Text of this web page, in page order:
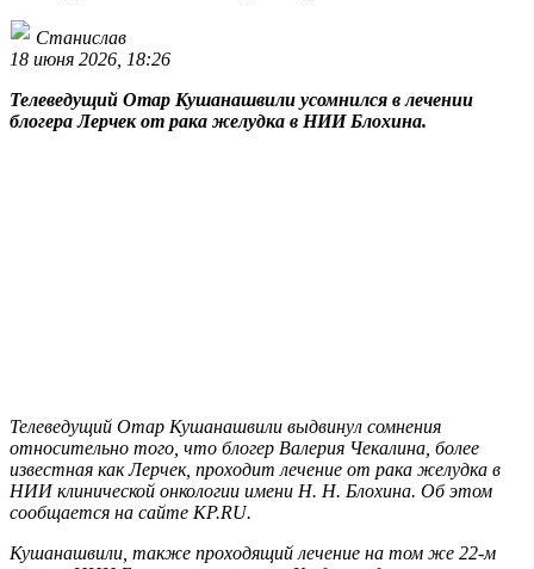
Станислав
18 июня 2026, 18:26
Телеведущий Отар Кушанашвили усомнился в лечении
блогера Лерчек от рака желудка в НИИ Блохина.
Телеведущий Отар Кушанашвили выдвинул сомнения
относительно того, что блогер Валерия Чекалина, более
известная как Лерчек, проходит лечение от рака желудка в
НИИ клинической онкологии имени Н. Н. Блохина. Об этом
сообщается на сайте KP.RU.
Кушанашвили, также проходящий лечение на том же 22-м